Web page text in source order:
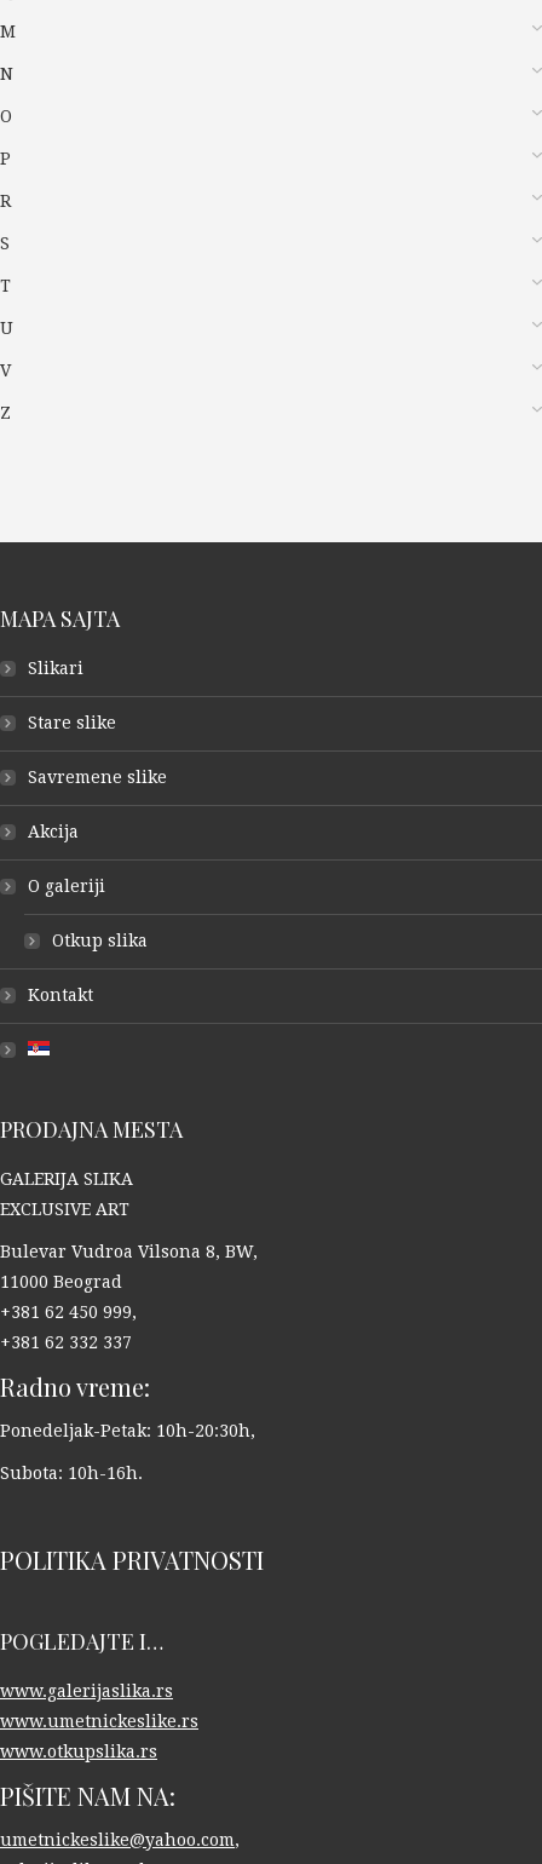
M
N
O
P
R
S
T
U
V
Z
MAPA SAJTA
Slikari
Stare slike
Savremene slike
Akcija
O galeriji
Otkup slika
Kontakt
PRODAJNA MESTA
GALERIJA SLIKA
EXCLUSIVE ART
Bulevar Vudroa Vilsona 8, BW,
11000 Beograd
+381 62 450 999,
+381 62 332 337
Radno vreme:
Ponedeljak-Petak: 10h-20:30h,
Subota: 10h-16h.
POLITIKA PRIVATNOSTI
POGLEDAJTE I…
www.galerijaslika.rs
www.umetnickeslike.rs
www.otkupslika.rs
PIŠITE NAM NA:
umetnickeslike@yahoo.com,